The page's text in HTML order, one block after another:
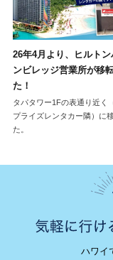
26年4月より、ヒルト
ンビレッジ営業所が移
た！
タパタワー1Fの表通り近く
プライズレンタカー隣）に
た。
ハワイ